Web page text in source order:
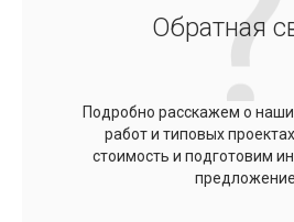
Обратная
Подробно расскажем о
работ и типовых
стоимость и подготовим